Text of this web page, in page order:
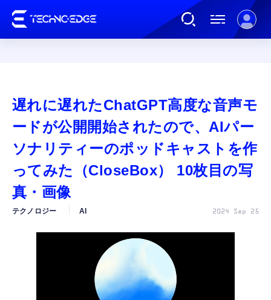
AI
ガジェット
カルチャー
公式ストア
遅れに遅れたChatGPT高度な音声モ
ードが公開開始されたので、AIパー
ソナリティーのポッドキャストを作
ってみた（CloseBox） 10枚目の写
真・画像
テクノロジー AI 2024 Sep 25